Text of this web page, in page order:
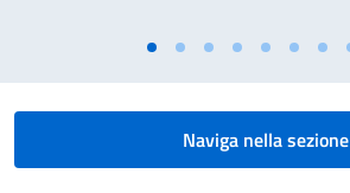
Naviga nella sezione